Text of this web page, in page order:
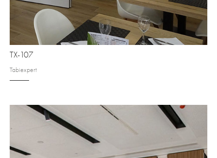
TX-107
Tabiexpert